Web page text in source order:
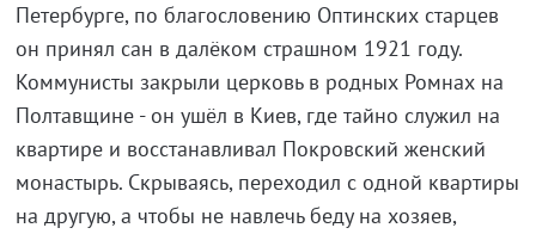
Петербурге, по благословению Оптинских старцев
он принял сан в далёком страшном 1921 году.
Коммунисты закрыли церковь в родных Ромнах на
Полтавщине - он ушёл в Киев, где тайно служил на
квартире и восстанавливал Покровский женский
монастырь. Скрываясь, переходил с одной квартиры
на другую, а чтобы не навлечь беду на хозяев,